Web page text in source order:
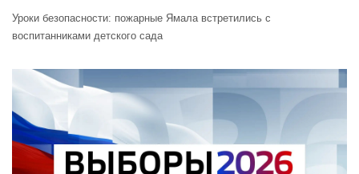
Уроки безопасности: пожарные Ямала встретились с
воспитанниками детского сада